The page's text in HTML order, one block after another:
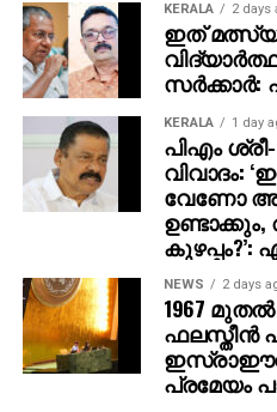
ശബരിമല
കുറിച്ചുള്ള ചോദ്യത്തിന്
പുറത്തുവന്നാല്‍ തങ്ങള്‍
എടുക്കുമെന്നായിരുന്നു
രാജഗോപാലും
കോണ്‍ഗ്രസിന്റെ വോട്ട്
മത്സരിച്ചാല്‍ രാജീവ്
തോറ്റുതുന്നംപാടുമെന്നും
KERALA 2 days
ഇത്
സര്‍ക്കാര്‍:
KERALA 1 day
പിഎം
വിവാദം:
വേണോ
കുഴപ്പം?’:
NEWS 2 days
1967
ഫലസ്തീന്‍
ഇസ്രാഈല്‍
പ്രമേയം